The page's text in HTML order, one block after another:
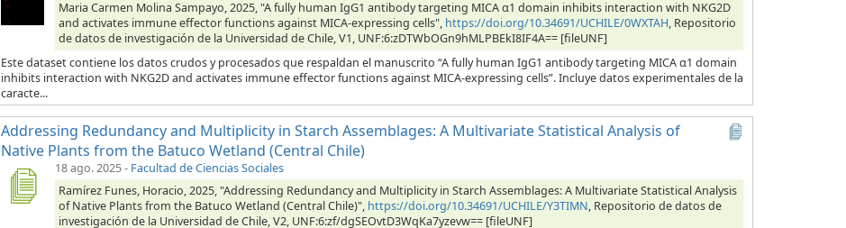
Maria Carmen Molina Sampayo, 2025, "A fully human IgG1 antibody targeting MICA α1 domain inhibits interaction with NKG2D
and activates immune effector functions against MICA-expressing cells", https://doi.org/10.34691/UCHILE/0WXTAH, Repositorio
de datos de investigación de la Universidad de Chile, V1, UNF:6:zDTWbOGn9hMLPBEkI8IF4A== [fileUNF]
Este dataset contiene los datos crudos y procesados que respaldan el manuscrito “A fully human IgG1 antibody targeting MICA α1 domain
inhibits interaction with NKG2D and activates immune effector functions against MICA-expressing cells”. Incluye datos experimentales de la
caracte...
Addressing Redundancy and Multiplicity in Starch Assemblages: A Multivariate Statistical Analysis of
Native Plants from the Batuco Wetland (Central Chile)
18 ago. 2025- Facultad de Ciencias Sociales
Ramírez Funes, Horacio, 2025, "Addressing Redundancy and Multiplicity in Starch Assemblages: A Multivariate Statistical Analysis
of Native Plants from the Batuco Wetland (Central Chile)", https://doi.org/10.34691/UCHILE/Y3TIMN, Repositorio de datos de
investigación de la Universidad de Chile, V2, UNF:6:zf/dgSEOvtD3WqKa7yzevw== [fileUNF]